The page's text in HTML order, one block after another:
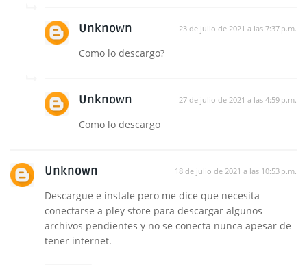
Unknown 23 de julio de 2021 a las 7:37 p.m.
Como lo descargo?
Unknown 27 de julio de 2021 a las 4:59 p.m.
Como lo descargo
Unknown 18 de julio de 2021 a las 10:53 p.m.
Descargue e instale pero me dice que necesita
conectarse a pley store para descargar algunos
archivos pendientes y no se conecta nunca apesar de
tener internet.